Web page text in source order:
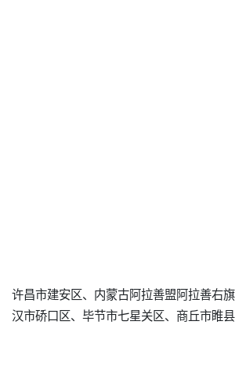
许昌市建安区、内蒙古阿拉善盟阿拉善右
汉市硚口区、毕节市七星关区、商丘市睢县